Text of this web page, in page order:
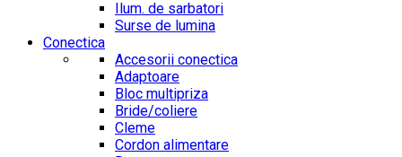
Ilum. de sarbatori
Surse de lumina
Conectica
Accesorii conectica
Adaptoare
Bloc multipriza
Bride/coliere
Cleme
Cordon alimentare